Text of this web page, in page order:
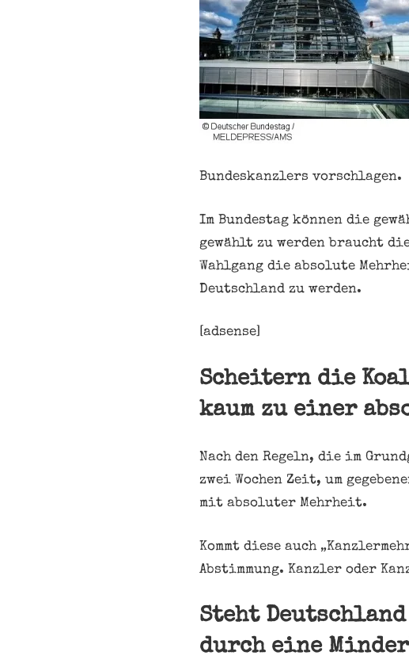
Bundeskanzlers vorschlagen.
Im Bundestag können die
gewählt zu werden braucht
Wahlgang die absolute
Deutschland zu werden.
[adsense]
Scheitern die
kaum zu einer
Nach den Regeln, die im
zwei Wochen Zeit, um
mit absoluter Mehrheit.
Kommt diese auch
Abstimmung. Kanzler oder
Steht
durch eine